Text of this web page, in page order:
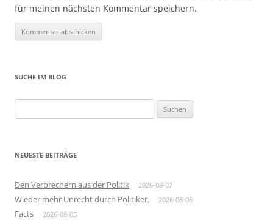
für meinen nächsten Kommentar speichern.
SUCHE IM BLOG
nach:
NEUESTE BEITRÄGE
Den Verbrechern aus der Politik 2026-08-07
Wieder mehr Unrecht durch Politiker. 2026-08-06
Facts 2026-08-05